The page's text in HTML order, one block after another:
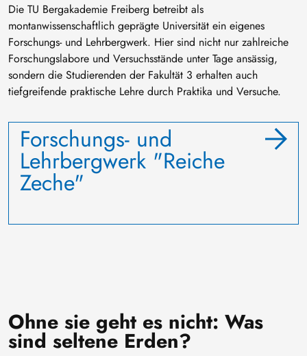
Die TU Bergakademie Freiberg betreibt als
montanwissenschaftlich geprägte Universität ein eigenes
Forschungs- und Lehrbergwerk. Hier sind nicht nur zahlreiche
Forschungslabore und Versuchsstände unter Tage ansässig,
sondern die Studierenden der Fakultät 3 erhalten auch
tiefgreifende praktische Lehre durch Praktika und Versuche.
Forschungs- und
Lehrbergwerk "Reiche
Zeche"
Ohne sie geht es nicht: Was
sind seltene Erden?